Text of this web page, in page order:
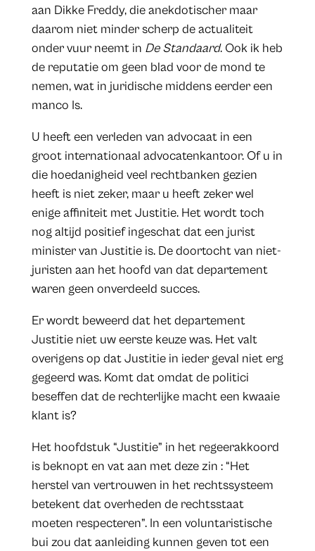
aan Dikke Freddy, die anekdotischer maar
daarom niet minder scherp de actualiteit
onder vuur neemt in De Standaard. Ook ik heb
de reputatie om geen blad voor de mond te
nemen, wat in juridische middens eerder een
manco Is.
U heeft een verleden van advocaat in een
groot internationaal advocatenkantoor. Of u in
die hoedanigheid veel rechtbanken gezien
heeft is niet zeker, maar u heeft zeker wel
enige affiniteit met Justitie. Het wordt toch
nog altijd positief ingeschat dat een jurist
minister van Justitie is. De doortocht van niet-
juristen aan het hoofd van dat departement
waren geen onverdeeld succes.
Er wordt beweerd dat het departement
Justitie niet uw eerste keuze was. Het valt
overigens op dat Justitie in ieder geval niet erg
gegeerd was. Komt dat omdat de politici
beseffen dat de rechterlijke macht een kwaaie
klant is?
Het hoofdstuk “Justitie” in het regeerakkoord
is beknopt en vat aan met deze zin : “Het
herstel van vertrouwen in het rechtssysteem
betekent dat overheden de rechtsstaat
moeten respecteren”. In een voluntaristische
bui zou dat aanleiding kunnen geven tot een